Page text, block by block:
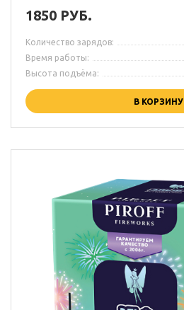
1850 РУБ.
Количество зарядов:
Время работы:
Высота подъёма:
В КОРЗИНУ